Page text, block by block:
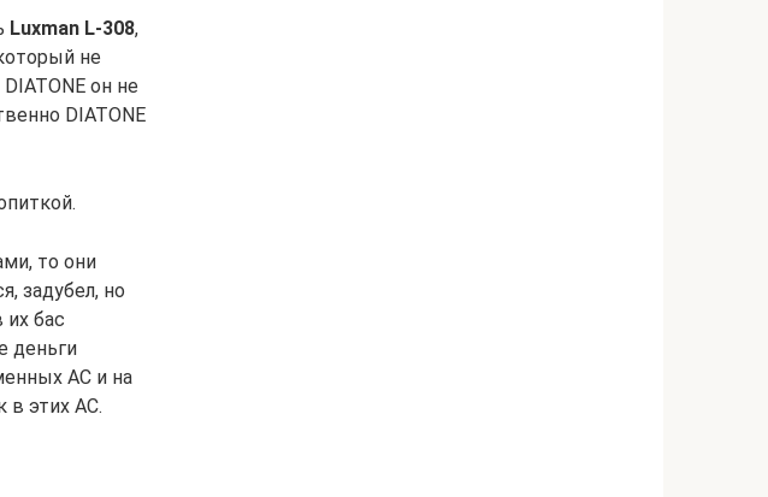
Luxman L-308,
не
он не
DIATONE
то они
задубел, но
бас
деньги
АС и на
в этих АС.